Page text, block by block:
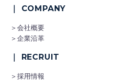
｜ COMPANY
＞会社概要
＞企業沿革
｜ RECRUIT
＞採用情報